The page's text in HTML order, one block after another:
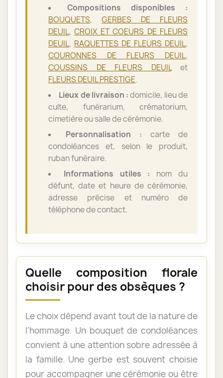
Compositions disponibles :
BOUQUETS, GERBES DE FLEURS
DEUIL,CROIX ET COEURS DE FLEURS
DEUIL, RAQUETTES DE FLEURS DEUIL,
COURONNES DE FLEURS DEUIL,
COUSSINS DE FLEURS DEUILet
FLEURS DEUIL PRESTIGE.
Lieux de livraison :domicile, lieu de
culte, funérarium, crématorium,
cimetière ou salle de cérémonie.
Personnalisation : carte de
condoléances et, selon le produit,
ruban funéraire.
Informations utiles : nom du
défunt, date et heure de cérémonie,
adresse précise et numéro de
téléphone de contact.
Quelle composition florale
choisir pour des obsèques ?
Le choix dépend avant tout de la nature de
l’hommage. Un bouquet de condoléances
convient à une attention sobre adressée à
la famille. Une gerbe est souvent choisie
pour accompagner une cérémonie ou être